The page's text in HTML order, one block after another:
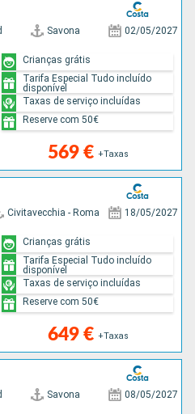
Savona 02/05/2027
569 € +Taxas
Crianças grátis
Tarifa Especial Tudo incluído
disponível
Taxas de serviço incluídas
Reserve com 50€
Civitavecchia - Roma 18/05/2027
649 € +Taxas
Crianças grátis
Tarifa Especial Tudo incluído
disponível
Taxas de serviço incluídas
Reserve com 50€
Savona 08/05/2027